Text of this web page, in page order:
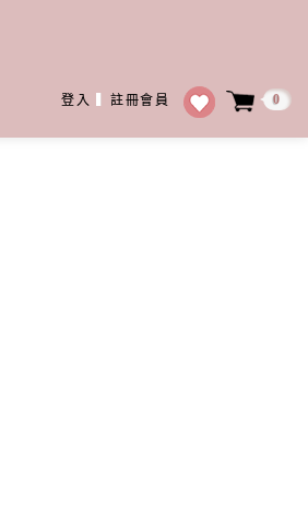
登入 註冊會員 0